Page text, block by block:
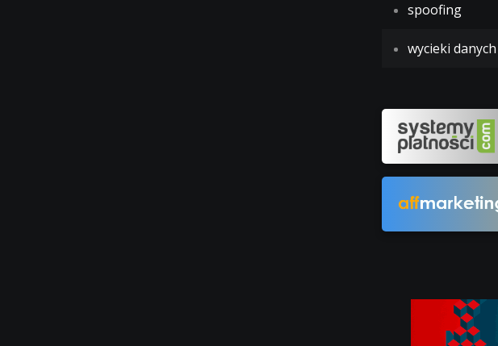
spoofing
wycieki danych